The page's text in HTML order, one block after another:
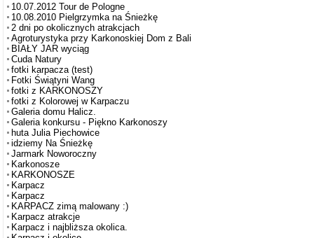
10.07.2012 Tour de Pologne
10.08.2010 Pielgrzymka na Śnieżkę
2 dni po okolicznych atrakcjach
Agroturystyka przy Karkonoskiej Dom z Bali
BIAŁY JAR wyciąg
Cuda Natury
fotki karpacza (test)
Fotki Świątyni Wang
fotki z KARKONOSZY
fotki z Kolorowej w Karpaczu
Galeria domu Halicz.
Galeria konkursu - Piękno Karkonoszy
huta Julia Piechowice
idziemy Na Śnieżkę
Jarmark Noworoczny
Karkonosze
KARKONOSZE
Karpacz
Karpacz
KARPACZ zimą malowany :)
Karpacz atrakcje
Karpacz i najbliższa okolica.